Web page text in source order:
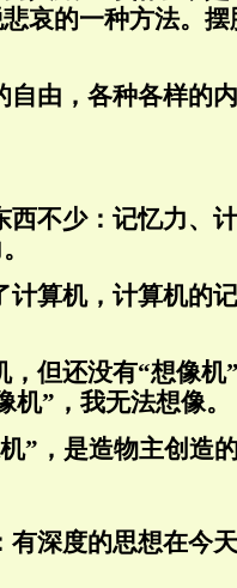
哀的一种方法。
自由，各种各样的
西不少：记忆力、
计算机，计算机的
，但还没有“想像机
”，我无法想像。
”，是造物主创造
有深度的思想在今